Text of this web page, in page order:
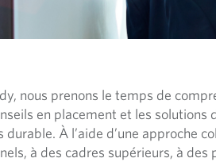
nous prenons le temps de
en placement et les
À l’aide d’une approche
à des cadres supérieurs, à